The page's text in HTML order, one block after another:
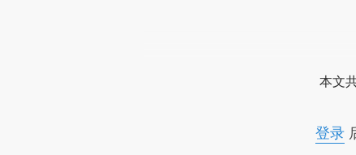
本文
登录